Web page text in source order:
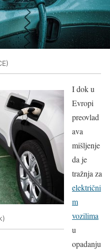
I dok u
Evropi
preovlad
ava
mišljenje
da je
tražnja za
električni
m
vozilima
u
opadanju